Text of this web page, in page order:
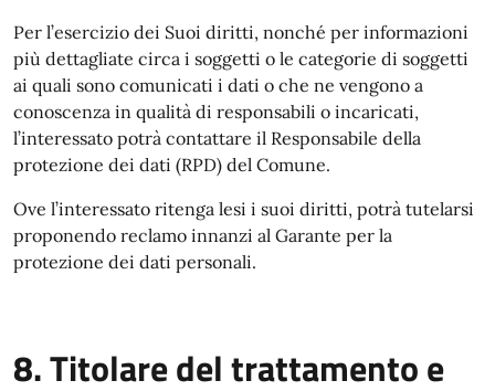
Per l’esercizio dei Suoi diritti, nonché per informazioni
più dettagliate circa i soggetti o le categorie di soggetti
ai quali sono comunicati i dati o che ne vengono a
conoscenza in qualità di responsabili o incaricati,
l’interessato potrà contattare il Responsabile della
protezione dei dati (RPD) del Comune.
Ove l’interessato ritenga lesi i suoi diritti, potrà tutelarsi
proponendo reclamo innanzi al Garante per la
protezione dei dati personali.
8. Titolare del trattamento e